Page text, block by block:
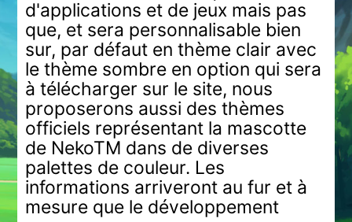
d'applications et de jeux mais pas
que, et sera personnalisable bien
sur, par défaut en thème clair avec
le thème sombre en option qui sera
à télécharger sur le site, nous
proposerons aussi des thèmes
officiels représentant la mascotte
de NekoTM dans de diverses
palettes de couleur. Les
informations arriveront au fur et à
mesure que le développement